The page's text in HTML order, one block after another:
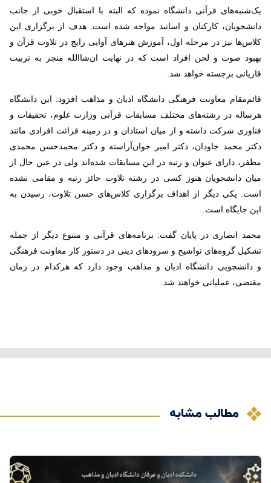
یک‌شنبه‌های قرآنی دانشگاه نموده که البته با استقبال خوبی از جانب
دانشجویان، کارکنان و اساتید مواجه شده است. هدف از برگزاری این
کلاس‌ها نیز در مرحله اول، آموزش هنرهای آوایی رایج در تلاوت قرآن و
بهبود صوت و لحن افراد است که در نهایت ان‌شا‌الله منجر به تربیت
قاریانی برجسته خواهد شد
قائم‌مقام معاونت فرهنگی دانشگاه ادیان و مذاهب افزود: این دانشگاه
هرساله در رشته‌های مختلف مسابقات قرآنی وزارت علوم، تحقیقات و
فناوری شرکت داشته و از میان استادان و در زمینه قرائت افرادی مانند
دکتر محمد جاودان، دکتر امیر جوان‌آراسته و دکتر محمدحسن محمدی
مظفر، دارای عنوان و رتبه در این مسابقات شده‌اند ولی در عین حال از
میان دانشجویان هنوز کسی در رشته تلاوت حائز رتبه و مقامی نشده
است. یکی دیگر از اهداف برگزاری کلاس‌های حسن تلاوت، رسیدن به
این جایگاه است
محمد انصاری در پایان گفت: برنامه‌های قرآنی و متنوع دیگر از جمله
تشکیل گروه‌های تواشیح و سرودهای دینی در دستور کار معاونت فرهنگی
و دانشجویی دانشگاه ادیان و مذاهب وجود دارد که هرکدام در زمان
مقتضی، عملیاتی خواهند شد
مطالب مشابه